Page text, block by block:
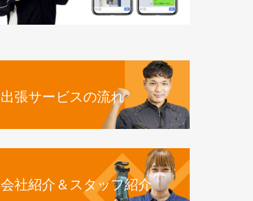
出張サービスの流れ
会社紹介＆スタッフ紹介